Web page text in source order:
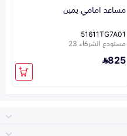
مساعد امامي يمين
51611TG7A01
مستودع الشركاء 23
825